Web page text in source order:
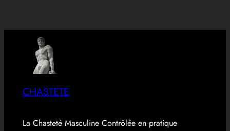
CHASTETE
La Chasteté Masculine Contrôlée en pratique